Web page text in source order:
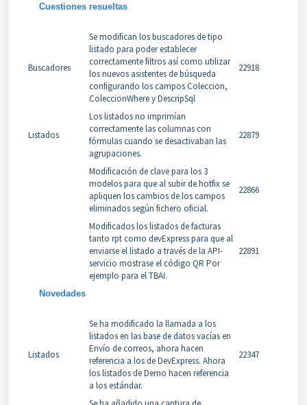
Cuestiones resueltas
Buscadores
Se modifican los buscadores de tipo
listado para poder establecer
correctamente filtros así como utilizar
los nuevos asistentes de búsqueda
configurando los campos Coleccion,
ColeccionWhere y DescripSql
22918
Listados
Los listados no imprimían
correctamente las columnas con
fórmulas cuando se desactivaban las
agrupaciones.
22879
Modificación de clave para los 3
modelos para que al subir de hotfix se
apliquen los cambios de los campos
eliminados según fichero oficial.
22866
Modificados los listados de facturas
tanto rpt como devExpress para que al
enviarse el listado a través de la API-
servicio mostrase el código QR Por
ejemplo para el TBAI.
22891
Novedades
Listados
Se ha modificado la llamada a los
listados en las base de datos vacías en
Envío de correos, ahora hacen
referencia a los de DevExpress. Ahora
los listados de Demo hacen referencia
a los estándar.
22347